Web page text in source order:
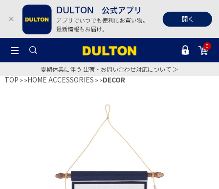
0
夏期休業に伴う 出荷・お問い合わせ対応について ＞
TOP >HOME ACCESSORIES >DECOR